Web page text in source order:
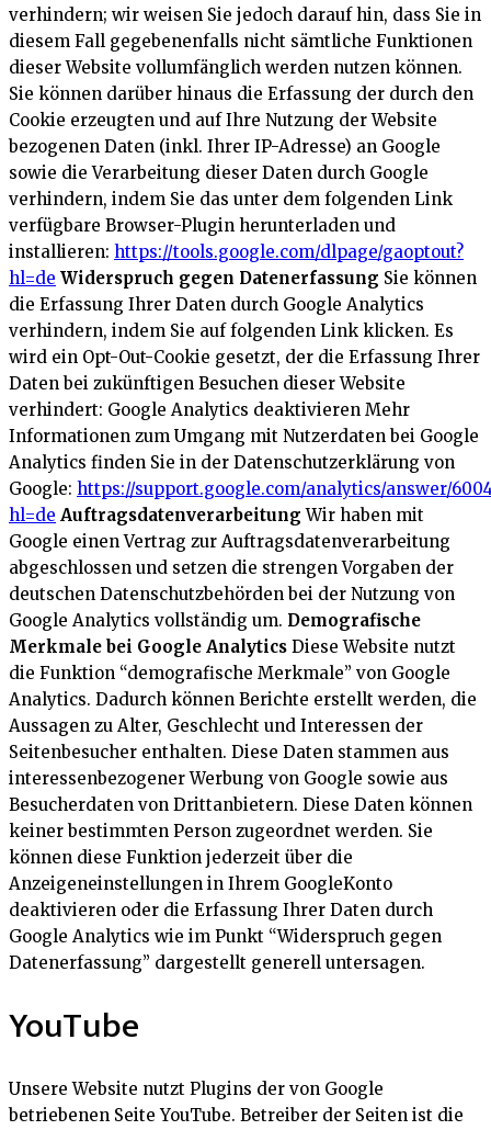
verhindern; wir weisen Sie jedoch darauf hin, dass Sie in
diesem Fall gegebenenfalls nicht sämtliche Funktionen
dieser Website vollumfänglich werden nutzen können.
Sie können darüber hinaus die Erfassung der durch den
Cookie erzeugten und auf Ihre Nutzung der Website
bezogenen Daten (inkl. Ihrer IP-Adresse) an Google
sowie die Verarbeitung dieser Daten durch Google
verhindern, indem Sie das unter dem folgenden Link
verfügbare Browser-Plugin herunterladen und
installieren: https://tools.google.com/dlpage/gaoptout?
hl=de Widerspruch gegen Datenerfassung Sie können
die Erfassung Ihrer Daten durch Google Analytics
verhindern, indem Sie auf folgenden Link klicken. Es
wird ein Opt-Out-Cookie gesetzt, der die Erfassung Ihrer
Daten bei zukünftigen Besuchen dieser Website
verhindert: Google Analytics deaktivieren Mehr
Informationen zum Umgang mit Nutzerdaten bei Google
Analytics finden Sie in der Datenschutzerklärung von
Google: https://support.google.com/analytics/answer/
hl=de Auftragsdatenverarbeitung Wir haben mit
Google einen Vertrag zur Auftragsdatenverarbeitung
abgeschlossen und setzen die strengen Vorgaben der
deutschen Datenschutzbehörden bei der Nutzung von
Google Analytics vollständig um. Demografische
Merkmale bei Google Analytics Diese Website nutzt
die Funktion “demografische Merkmale” von Google
Analytics. Dadurch können Berichte erstellt werden, die
Aussagen zu Alter, Geschlecht und Interessen der
Seitenbesucher enthalten. Diese Daten stammen aus
interessenbezogener Werbung von Google sowie aus
Besucherdaten von Drittanbietern. Diese Daten können
keiner bestimmten Person zugeordnet werden. Sie
können diese Funktion jederzeit über die
Anzeigeneinstellungen in Ihrem GoogleKonto
deaktivieren oder die Erfassung Ihrer Daten durch
Google Analytics wie im Punkt “Widerspruch gegen
Datenerfassung” dargestellt generell untersagen.
YouTube
Unsere Website nutzt Plugins der von Google
betriebenen Seite YouTube. Betreiber der Seiten ist die